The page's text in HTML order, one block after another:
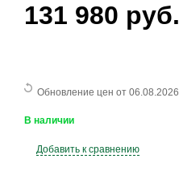
131 980 руб.
Обновление цен от 06.08.2026
В наличии
Добавить к сравнению